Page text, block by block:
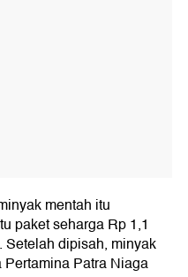
mentah itu
paket seharga Rp 1,1
dipisah, minyak
Patra Niaga